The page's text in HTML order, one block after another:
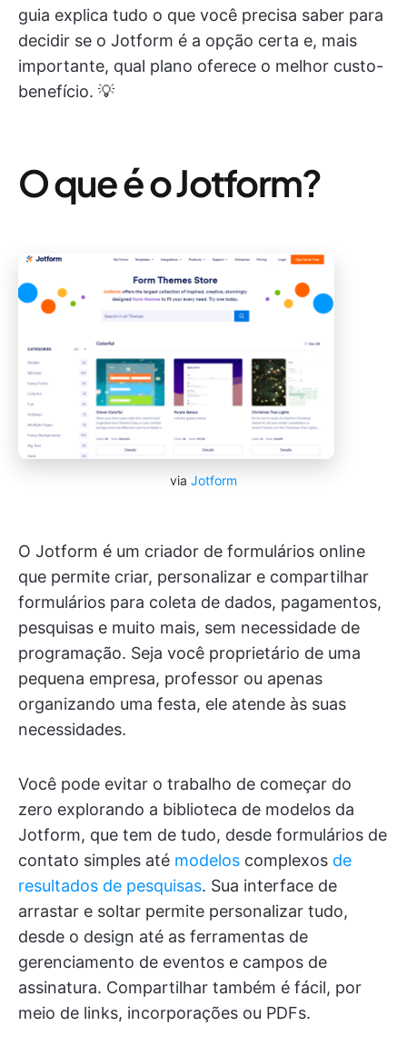
guia explica tudo o que você precisa saber para
decidir se o Jotform é a opção certa e, mais
importante, qual plano oferece o melhor custo-
benefício. 💡
O que é o Jotform?
via Jotform
O Jotform é um criador de formulários online
que permite criar, personalizar e compartilhar
formulários para coleta de dados, pagamentos,
pesquisas e muito mais, sem necessidade de
programação. Seja você proprietário de uma
pequena empresa, professor ou apenas
organizando uma festa, ele atende às suas
necessidades.
Você pode evitar o trabalho de começar do
zero explorando a biblioteca de modelos da
Jotform, que tem de tudo, desde formulários de
contato simples até modelos complexos de
resultados de pesquisas. Sua interface de
arrastar e soltar permite personalizar tudo,
desde o design até as ferramentas de
gerenciamento de eventos e campos de
assinatura. Compartilhar também é fácil, por
meio de links, incorporações ou PDFs.